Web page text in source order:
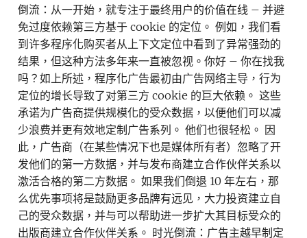
倒流：从一开始，就专注于最终用户的价值在线 – 并避
免过度依赖第三方基于 cookie 的定位。 例如，我们看
到许多程序化购买者从上下文定位中看到了异常强劲的
结果，但这种方法多年来一直被忽视。你好 – 你在找我
吗？如上所述，程序化广告最初由广告网络主导，行为
定位的增长导致了对第三方 cookie 的巨大依赖。 这些
承诺为广告商提供规模化的受众数据，以便他们可以减
少浪费并更有效地定制广告系列。 他们也很轻松。 因
此，广告商（在某些情况下也是媒体所有者）忽略了开
发他们的第一方数据，并与发布商建立合作伙伴关系以
激活合格的第二方数据。 如果我们倒退 10 年左右，那
么优先事项将是鼓励更多品牌有远见，大力投资建立自
己的受众数据，并与可以帮助进一步扩大其目标受众的
出版商建立合作伙伴关系。 时光倒流：广告主越早制定